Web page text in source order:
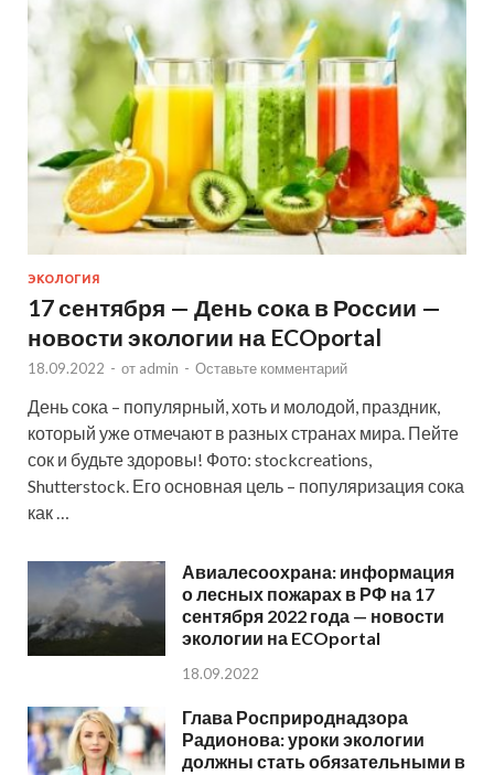
ЭКОЛОГИЯ
17 сентября — День сока в России —
новости экологии на ECOportal
18.09.2022 - от admin - Оставьте комментарий
День сока – популярный, хоть и молодой, праздник,
который уже отмечают в разных странах мира. Пейте
сок и будьте здоровы! Фото: stockcreations,
Shutterstock. Его основная цель – популяризация сока
как …
Авиалесоохрана: информация
о лесных пожарах в РФ на 17
сентября 2022 года — новости
экологии на ECOportal
18.09.2022
Глава Росприроднадзора
Радионова: уроки экологии
должны стать обязательными в